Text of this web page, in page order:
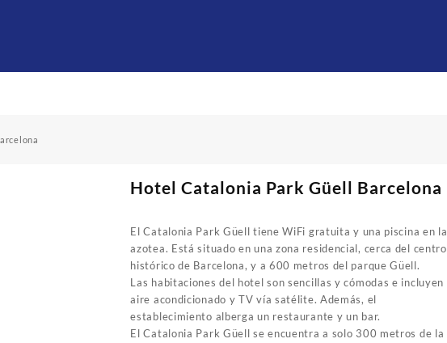
Hotel Catalonia Park Güell Barcelona
El Catalonia Park Güell tiene WiFi gratuita y una piscina en la
azotea. Está situado en una zona residencial, cerca del centro
histórico de Barcelona, y a 600 metros del parque Güell.
Las habitaciones del hotel son sencillas y cómodas e incluyen
aire acondicionado y TV vía satélite. Además, el
establecimiento alberga un restaurante y un bar.
El Catalonia Park Güell se encuentra a solo 300 metros de la